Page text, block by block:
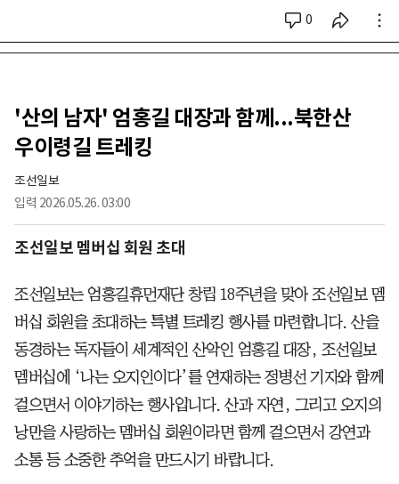
0
시리즈 전체
'산의 남자' 엄홍길 대장과 함께...북한산
우이령길 트레킹
조선일보
입력 2026.05.26. 03:00
조선일보 멤버십 회원 초대
조선일보는 엄홍길휴먼재단 창립 18주년을 맞아 조선일보 멤
버십 회원을 초대하는 특별 트레킹 행사를 마련합니다. 산을
동경하는 독자들이 세계적인 산악인 엄홍길 대장, 조선일보
멤버십에 ‘나는 오지인이다’를 연재하는 정병선 기자와 함께
걸으면서 이야기하는 행사입니다. 산과 자연, 그리고 오지의
낭만을 사랑하는 멤버십 회원이라면 함께 걸으면서 강연과
소통 등 소중한 추억을 만드시기 바랍니다.